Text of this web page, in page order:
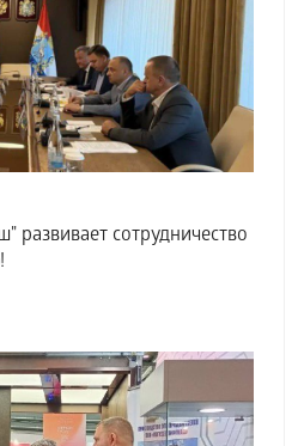
сотрудничество